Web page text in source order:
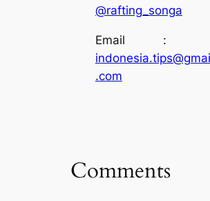
@rafting_songa
Email :
.com
Comments